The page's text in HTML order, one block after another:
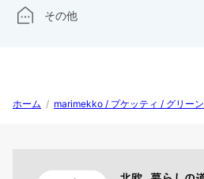
その他
ホーム / marimekko / プケッティ / グリーン